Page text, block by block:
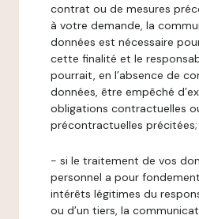
contrat ou de mesures
à votre demande, la
données est nécessaire
cette finalité et le
pourrait, en l’absence de
données, être empêché
obligations contractuelles
précontractuelles précitées;
- si le traitement de vos
personnel a pour
intérêts légitimes du
ou d’un tiers, la